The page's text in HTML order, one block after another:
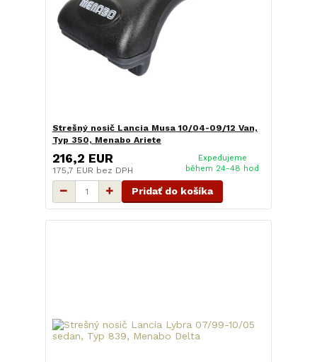
Strešný nosič Lancia Musa 10/04-09/12 Van,
Typ 350, Menabo Ariete
216,2 EUR
175,7 EUR bez DPH
Expedujeme
během 24-48 hod
Pridať do košíka